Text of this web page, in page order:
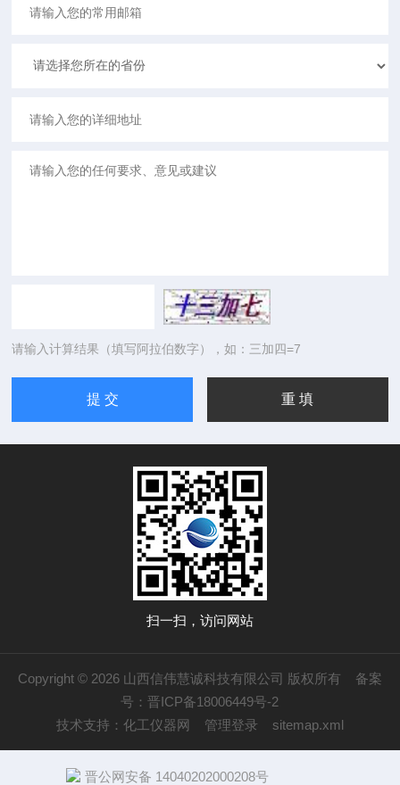
请输入计算结果（填写阿拉伯数字），如：三加四=7
扫一扫，访问网站
Copyright © 2026 山西信伟慧诚科技有限公司 版权所有 备案
号：晋ICP备18006449号-2
技术支持： 化工仪器网 管理登录 sitemap.xml
晋公网安备 14040202000208号